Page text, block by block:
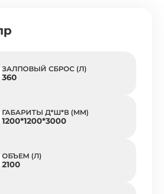
ЗАЛПОВЫЙ СБРОС (Л)
360
ГАБАРИТЫ Д*Ш*В (ММ)
1200*1200*3000
ОБЪЕМ (Л)
2100